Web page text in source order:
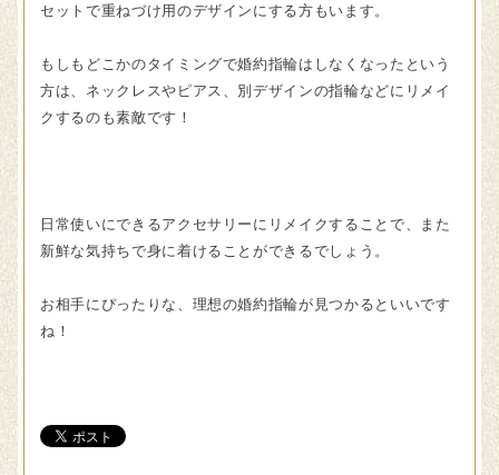
セットで重ねづけ用のデザインにする方もいます。
もしもどこかのタイミングで婚約指輪はしなくなったという
方は、ネックレスやピアス、別デザインの指輪などにリメイ
クするのも素敵です！
日常使いにできるアクセサリーにリメイクすることで、また
新鮮な気持ちで身に着けることができるでしょう。
お相手にぴったりな、理想の婚約指輪が見つかるといいです
ね！